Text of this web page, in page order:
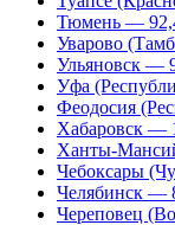
Тюмень —
Уварово
Ульяновск —
Уфа
Феодосия
Хабаровск —
Ханты-
Чебоксары
Челябинск —
Череповец